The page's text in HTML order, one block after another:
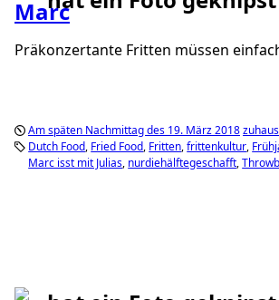
Präkonzertante Fritten müssen
Am späten Nachmittag des 19. März 2018
Dutch Food Fried Food Fritten frittenkultur
Marc isst mit Julias nurdiehälftegeschafft